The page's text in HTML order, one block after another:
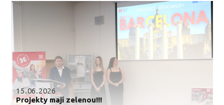
15.06.2026
Projekty mají zelenou!!!